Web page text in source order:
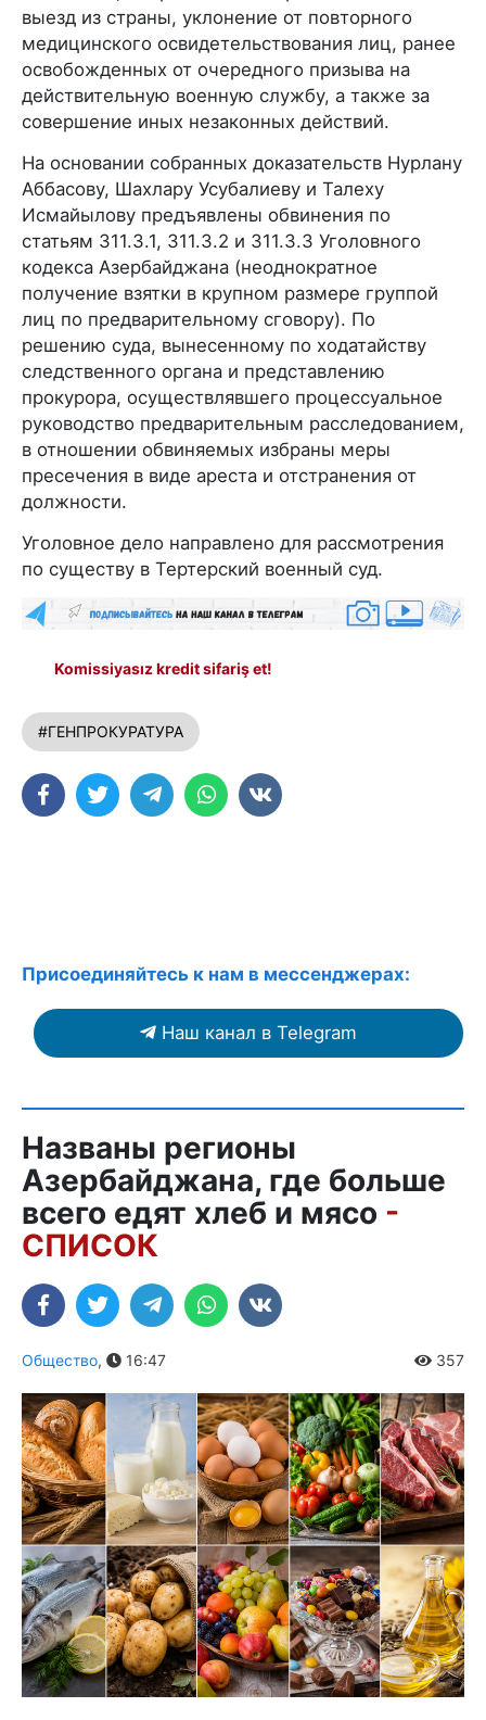
выезд из страны, уклонение от повторного
медицинского освидетельствования лиц, ранее
освобожденных от очередного призыва на
действительную военную службу, а также за
совершение иных незаконных действий.
На основании собранных доказательств Нурлану
Аббасову, Шахлару Усубалиеву и Талеху
Исмайылову предъявлены обвинения по
статьям 311.3.1, 311.3.2 и 311.3.3 Уголовного
кодекса Азербайджана (неоднократное
получение взятки в крупном размере группой
лиц по предварительному сговору). По
решению суда, вынесенному по ходатайству
следственного органа и представлению
прокурора, осуществлявшего процессуальное
руководство предварительным расследованием,
в отношении обвиняемых избраны меры
пресечения в виде ареста и отстранения от
должности.
Уголовное дело направлено для рассмотрения
по существу в Тертерский военный суд.
Komissiyasız kredit sifariş et!
#ГЕНПРОКУРАТУРА
Присоединяйтесь к нам в мессенджерах:
Наш канал в Telegram
Названы регионы
Азербайджана, где больше
всего едят хлеб и мясо -
СПИСОК
Общество, 16:47 357